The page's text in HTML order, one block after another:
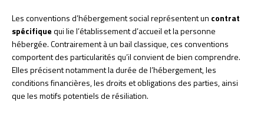
Les conventions d’hébergement social représentent un contrat
spécifiquequi lie l’établissement d’accueil et la personne
hébergée. Contrairement à un bail classique, ces conventions
comportent des particularités qu’il convient de bien comprendre.
Elles précisent notamment la durée de l’hébergement, les
conditions financières, les droits et obligations des parties, ainsi
que les motifs potentiels de résiliation.